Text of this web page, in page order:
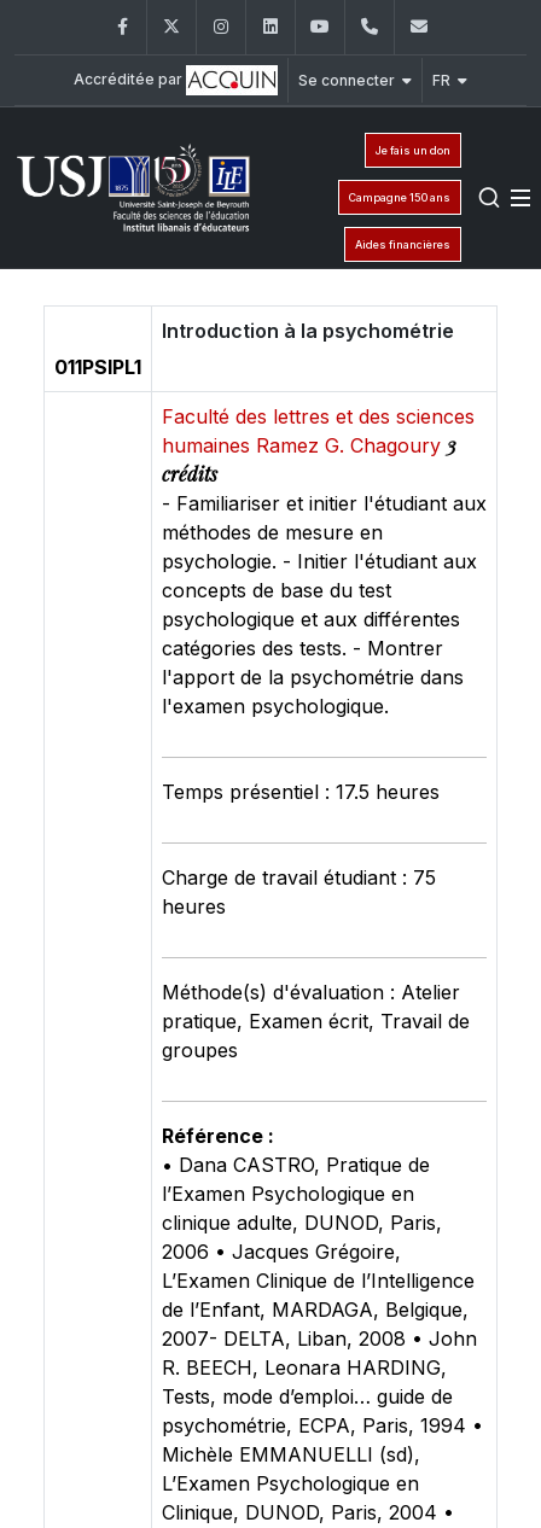
FacebookTwitter InstagramLinkedInYouTube+961 (1) 421 548
Accréditée par Se connecter FR
Je fais un don
Campagne 150 ans
Aides financières
011PSIPL1
Introduction à la psychométrie
Faculté des lettres et des sciences
humaines Ramez G. Chagoury 3
crédits
- Familiariser et initier l'étudiant aux
méthodes de mesure en
psychologie. - Initier l'étudiant aux
concepts de base du test
psychologique et aux différentes
catégories des tests. - Montrer
l'apport de la psychométrie dans
l'examen psychologique.
Temps présentiel : 17.5 heures
Charge de travail étudiant : 75
heures
Méthode(s) d'évaluation : Atelier
pratique, Examen écrit, Travail de
groupes
Référence :
• Dana CASTRO, Pratique de
l’Examen Psychologique en
clinique adulte, DUNOD, Paris,
2006 • Jacques Grégoire,
L’Examen Clinique de l’Intelligence
de l’Enfant, MARDAGA, Belgique,
2007- DELTA, Liban, 2008 • John
R. BEECH, Leonara HARDING,
Tests, mode d’emploi… guide de
psychométrie, ECPA, Paris, 1994 •
Michèle EMMANUELLI (sd),
L’Examen Psychologique en
Clinique, DUNOD, Paris, 2004 •